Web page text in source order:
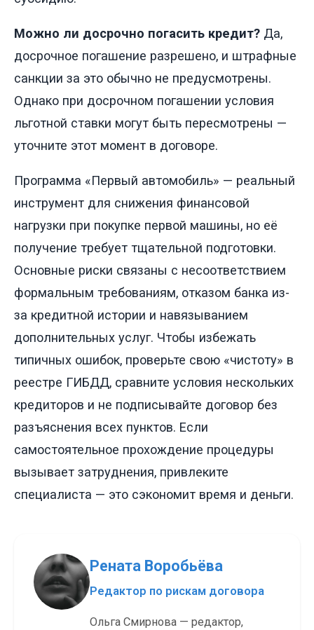
Можно ли досрочно погасить кредит? Да,
досрочное погашение разрешено, и штрафные
санкции за это обычно не предусмотрены.
Однако при досрочном погашении условия
льготной ставки могут быть пересмотрены —
уточните этот момент в договоре.
Программа «Первый автомобиль» — реальный
инструмент для снижения финансовой
нагрузки при покупке первой машины, но её
получение требует тщательной подготовки.
Основные риски связаны с несоответствием
формальным требованиям, отказом банка из-
за кредитной истории и навязыванием
дополнительных услуг. Чтобы избежать
типичных ошибок, проверьте свою «чистоту» в
реестре ГИБДД, сравните условия нескольких
кредиторов и не подписывайте договор без
разъяснения всех пунктов. Если
самостоятельное прохождение процедуры
вызывает затруднения, привлеките
специалиста — это сэкономит время и деньги.
Рената Воробьёва
Редактор по рискам договора
Ольга Смирнова — редактор,